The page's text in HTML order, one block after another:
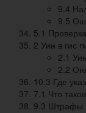
9.4
9.5
5.1
2 Уин в гис
2.1
2.2
10.3 Где
7.1 Что
9.3 Штрафы